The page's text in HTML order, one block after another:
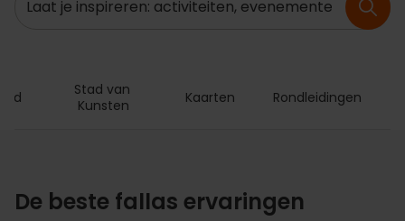
Stad van
Kunsten
Kaarten Rondleidingen
De beste fallas ervaringen